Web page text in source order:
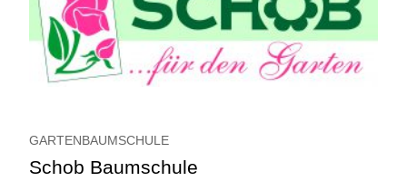
GARTENBAUMSCHULE
Schob Baumschule